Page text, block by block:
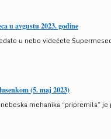
u avgustu 2023. godine
u nebo videćete
(5. maj 2023)
mehanika “pripremila”